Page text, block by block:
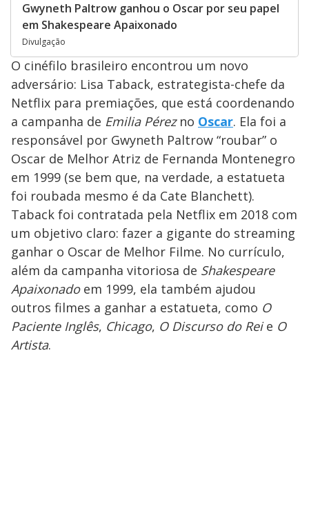
Gwyneth Paltrow ganhou o Oscar por seu papel
em Shakespeare Apaixonado
Divulgação
O cinéfilo brasileiro encontrou um novo
adversário: Lisa Taback, estrategista-chefe da
Netflix para premiações, que está coordenando
a campanha de Emilia Pérezno Oscar. Ela foi a
responsável por Gwyneth Paltrow “roubar” o
Oscar de Melhor Atriz de Fernanda Montenegro
em 1999 (se bem que, na verdade, a estatueta
foi roubada mesmo é da Cate Blanchett).
Taback foi contratada pela Netflix em 2018 com
um objetivo claro: fazer a gigante do streaming
ganhar o Oscar de Melhor Filme. No currículo,
além da campanha vitoriosa de Shakespeare
Apaixonadoem 1999, ela também ajudou
outros filmes a ganhar a estatueta, como O
Paciente Inglês, Chicago, O Discurso do Reie O
Artista.